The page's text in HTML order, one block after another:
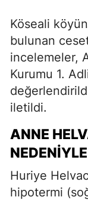
Köseali
bulunan
incelemeler,
Kurumu 1.
iletildi.
ANNE
Huriye
hipotermi